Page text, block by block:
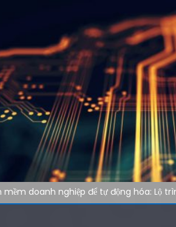
mềm doanh nghiệp để tự động hóa: Lộ
Xu hướng phần mềm tự vận